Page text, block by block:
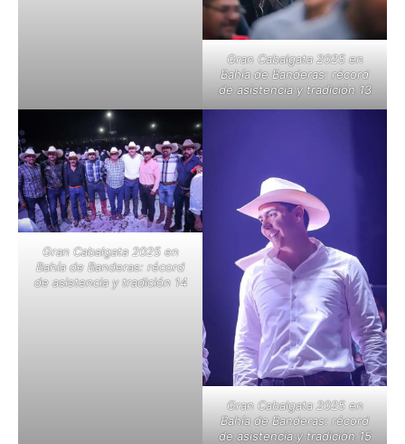
Gran Cabalgata 2025 en
Bahía de Banderas: récord
de asistencia y tradición 13
Gran Cabalgata 2025 en
Bahía de Banderas: récord
de asistencia y tradición 14
Gran Cabalgata 2025 en
Bahía de Banderas: récord
de asistencia y tradición 15